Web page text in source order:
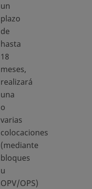
un
plazo
de
hasta
18
meses,
realizará
una
o
varias
colocaciones
(mediante
bloques
u
OPV/OPS)